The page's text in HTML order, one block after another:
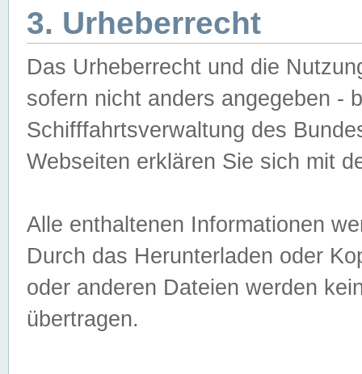
3. Urheberrecht
Das Urheberrecht und die
sofern nicht anders angegeben -
Schifffahrtsverwaltung des
Webseiten erklären Sie sich mit
Alle enthaltenen Informationen
Durch das Herunterladen oder
oder anderen Dateien werden
übertragen.